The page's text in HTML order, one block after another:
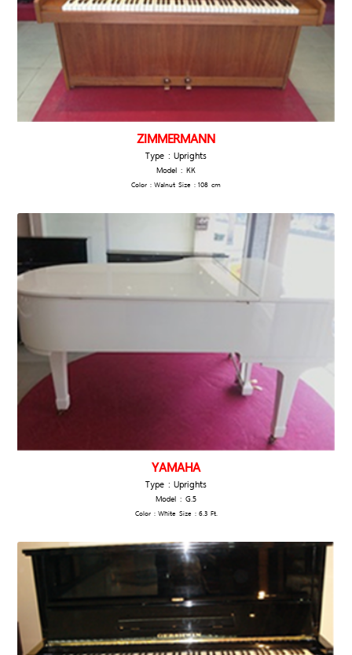
ZIMMERMANN
Type : Uprights
Model : KK
Color : Walnut Size : 108 cm
YAMAHA
Type : Uprights
Model : G.5
Color : White Size : 6.3 Ft.